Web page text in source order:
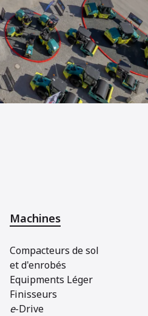
Machines
Compacteurs de sol
et d'enrobés
Equipments Léger
Finisseurs
e-Drive